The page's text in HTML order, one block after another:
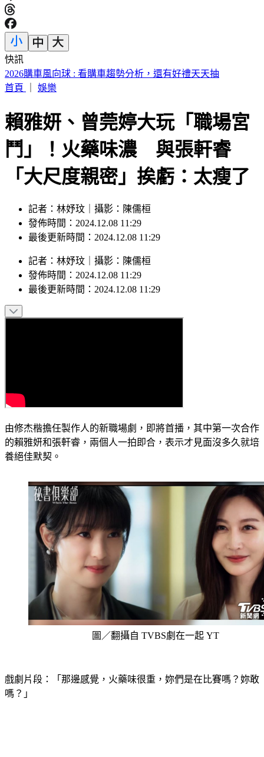
快訊
罕談不倫風波！謝忻坦言「出事後工作歸零」：咎由自取
首頁
娛樂
賴雅妍、曾莞婷大玩「職場宮
鬥」！火藥味濃 與張軒睿
「大尺度親密」挨虧：太瘦了
記者：林妤玟｜攝影：陳儒桓
發佈時間：2024.12.08 11:29
最後更新時間：2024.12.08 11:29
記者 ： 林妤玟 攝影 ： 陳儒桓
發佈時間： 2024.12.08 11:29
最後更新時間： 2024.12.08 11:29
由修杰楷擔任製作人的新職場劇，即將首播，其中第一次合作
的賴雅妍和張軒睿，兩個人一拍即合，表示才見面沒多久就培
養絕佳默契。
圖／翻攝自 TVBS劇在一起 YT
戲劇片段：「那邊感覺，火藥味很重，妳們是在比賽嗎？妳敢
嗎？」